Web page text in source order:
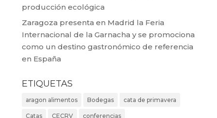
producción ecológica
Zaragoza presenta en Madrid la Feria
Internacional de la Garnacha y se promociona
como un destino gastronómico de referencia
en España
ETIQUETAS
aragon alimentos Bodegas cata de primavera
Catas CECRV conferencias